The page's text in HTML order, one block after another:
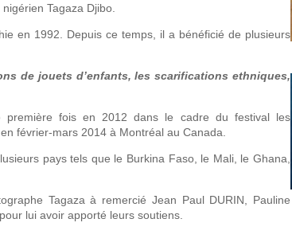
Tagaza Djibo.
en 1992. Depuis ce temps, il a bénéficié de plusieurs
de jouets d’enfants, les scarifications ethniques,
fois en 2012 dans le cadre du festival les
février-mars 2014 à Montréal au Canada.
pays tels que le Burkina Faso, le Mali, le Ghana,
Tagaza à remercié Jean Paul DURIN, Pauline
lui avoir apporté leurs soutiens.